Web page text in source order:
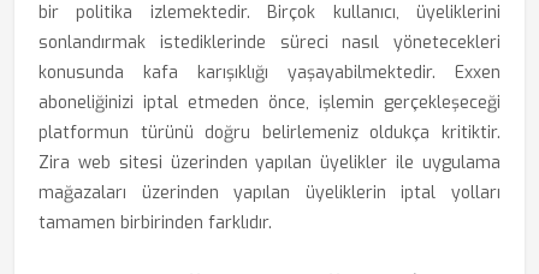
bir politika izlemektedir. Birçok kullanıcı, üyeliklerini
sonlandırmak istediklerinde süreci nasıl yönetecekleri
konusunda kafa karışıklığı yaşayabilmektedir. Exxen
aboneliğinizi iptal etmeden önce, işlemin gerçekleşeceği
platformun türünü doğru belirlemeniz oldukça kritiktir.
Zira web sitesi üzerinden yapılan üyelikler ile uygulama
mağazaları üzerinden yapılan üyeliklerin iptal yolları
tamamen birbirinden farklıdır.